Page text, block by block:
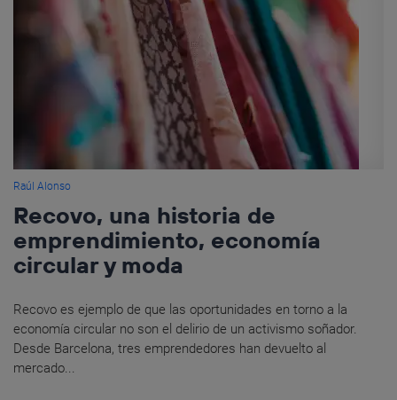
Raúl Alonso
Recovo, una historia de
emprendimiento, economía
circular y moda
Recovo es ejemplo de que las oportunidades en torno a la
economía circular no son el delirio de un activismo soñador.
Desde Barcelona, tres emprendedores han devuelto al
mercado...